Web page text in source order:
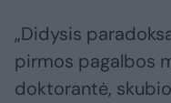
„Didysis
pirmos pagalbos
doktorantė,